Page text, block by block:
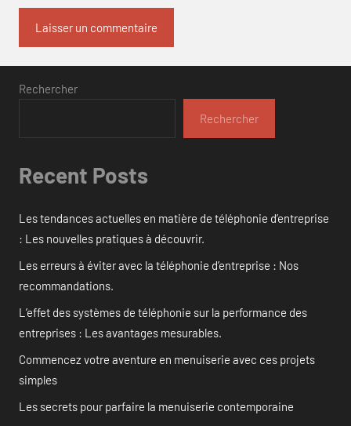
Rechercher
Rechercher
Recent Posts
Les tendances actuelles en matière de téléphonie d’entreprise
: Les nouvelles pratiques à découvrir.
Les erreurs à éviter avec la téléphonie d’entreprise : Nos
recommandations.
L’effet des systèmes de téléphonie sur la performance des
entreprises : Les avantages mesurables.
Commencez votre aventure en menuiserie avec ces projets
simples
Les secrets pour parfaire la menuiserie contemporaine